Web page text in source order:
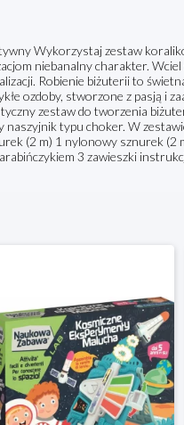
Wykorzystaj zestaw
niebanalny charakter.
Robienie biżuterii to
ozdoby, stworzone z pasją i
zestaw do tworzenia
typu choker. W
(2 m) 1 nylonowy sznurek (2
3 zawieszki